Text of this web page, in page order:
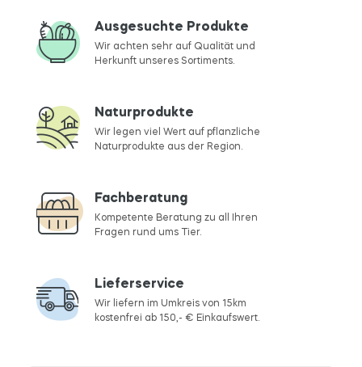
Ausgesuchte Produkte
Wir achten sehr auf Qualität und
Herkunft unseres Sortiments.
Naturprodukte
Wir legen viel Wert auf pflanzliche
Naturprodukte aus der Region.
Fachberatung
Kompetente Beratung zu all Ihren
Fragen rund ums Tier.
Lieferservice
Wir liefern im Umkreis von 15km
kostenfrei ab 150,- € Einkaufswert.